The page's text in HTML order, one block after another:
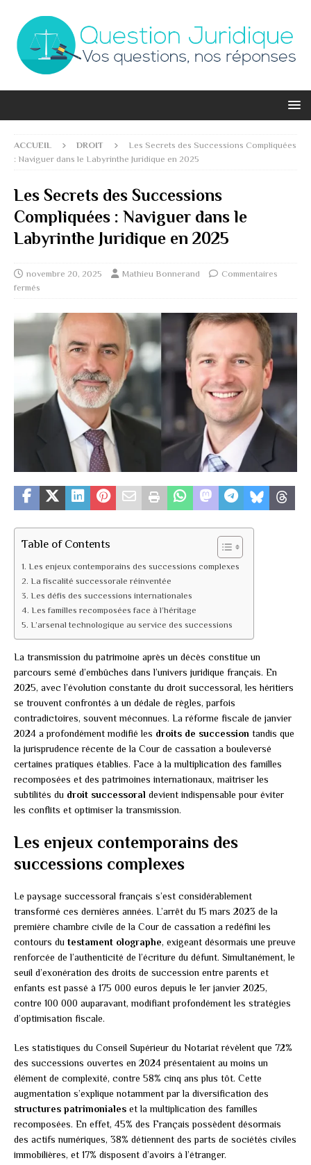
ACCUEIL DROIT
Les Secrets des Successions Compliquées
: Naviguer dans le Labyrinthe Juridique en 2025
Les Secrets des Successions
Compliquées : Naviguer dans le
Labyrinthe Juridique en 2025
novembre 20, 2025 Mathieu Bonnerand
Commentaires
fermés
Table of Contents
Les enjeux contemporains des successions complexes
La fiscalité successorale réinventée
Les défis des successions internationales
Les familles recomposées face à l’héritage
L’arsenal technologique au service des successions
La transmission du patrimoine après un décès constitue un
parcours semé d’embûches dans l’univers juridique français. En
2025, avec l’évolution constante du droit successoral, les héritiers
se trouvent confrontés à un dédale de règles, parfois
contradictoires, souvent méconnues. La réforme fiscale de janvier
2024 a profondément modifié les droits de succession tandis que
la jurisprudence récente de la Cour de cassation a bouleversé
certaines pratiques établies. Face à la multiplication des familles
recomposées et des patrimoines internationaux, maîtriser les
subtilités du droit successoral devient indispensable pour éviter
les conflits et optimiser la transmission.
Les enjeux contemporains des
successions complexes
Le paysage successoral français s’est considérablement
transformé ces dernières années. L’arrêt du 15 mars 2023 de la
première chambre civile de la Cour de cassation a redéfini les
contours du testament olographe, exigeant désormais une preuve
renforcée de l’authenticité de l’écriture du défunt. Simultanément, le
seuil d’exonération des droits de succession entre parents et
enfants est passé à 175 000 euros depuis le 1er janvier 2025,
contre 100 000 auparavant, modifiant profondément les stratégies
d’optimisation fiscale.
Les statistiques du Conseil Supérieur du Notariat révèlent que 72%
des successions ouvertes en 2024 présentaient au moins un
élément de complexité, contre 58% cinq ans plus tôt. Cette
augmentation s’explique notamment par la diversification des
structures patrimoniales et la multiplication des familles
recomposées. En effet, 45% des Français possèdent désormais
des actifs numériques, 38% détiennent des parts de sociétés civiles
immobilières, et 17% disposent d’avoirs à l’étranger.